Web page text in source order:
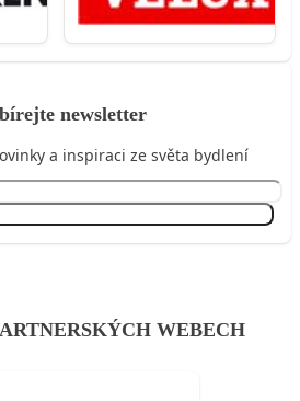
newsletter
a inspiraci ze světa bydlení
WEBECH